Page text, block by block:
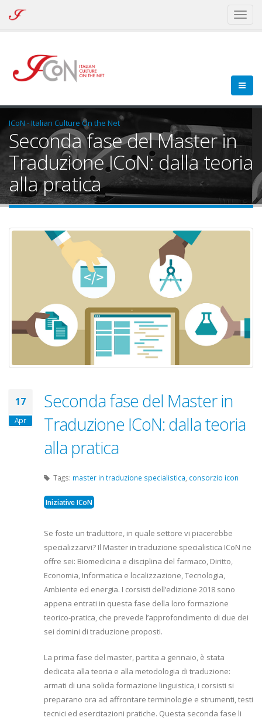
ICoN
On
the
Net
ICoN - Italian Culture On the Net
Seconda fase del Master in
Traduzione ICoN: dalla teoria
alla pratica
domini-master-tradu.jpg
17
Apr
Seconda fase del Master in
Traduzione ICoN: dalla teoria
alla pratica
Tags: master in traduzione specialistica consorzio icon
Iniziative ICoN
Se foste un traduttore, in quale settore vi piacerebbe
specializzarvi? Il Master in traduzione specialistica ICoN ne
offre sei: Biomedicina e disciplina del farmaco, Diritto,
Economia, Informatica e localizzazione, Tecnologia,
Ambiente ed energia. I corsisti dell’edizione 2018 sono
appena entrati in questa fase della loro formazione
teorico-pratica, che prevede l’approfondimento di due dei
sei domini di traduzione proposti.
La prima fase del master, partita a gennaio, è stata
dedicata alla teoria e alla metodologia di traduzione:
armati di una solida formazione linguistica, i corsisti si
preparano ora ad affrontare terminologie e strumenti, testi
tecnici ed esercitazioni pratiche. Questa seconda fase li